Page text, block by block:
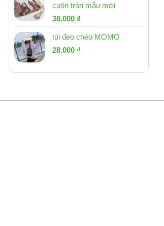
cuộn tròn mẫu mới
Giá
là:
53.000 ₫.
38.000 ₫
tại
túi đeo chéo MOMO
Giá
là:
28.000 ₫
tại